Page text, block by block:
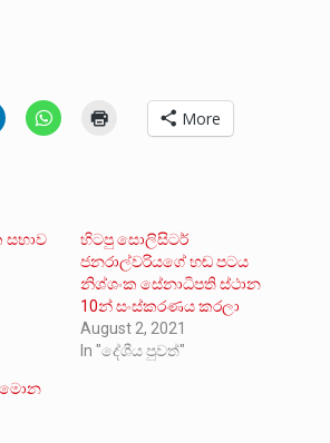
More
සභාව
හිටපු සොලිසිටර්
ජනරාල්වරියගේ හඬ පටය
නිශ්ශංක සේනාධිපති ස්ථාන
10න් සංස්කරණය කරලා
August 2, 2021
In "දේශීය පුවත්"
මොන